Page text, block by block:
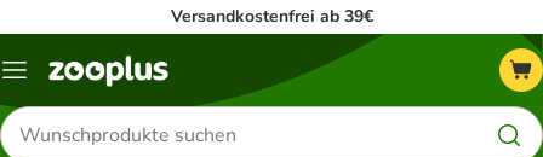
Versandkostenfrei ab 39€
Menü
Produkte
suchen